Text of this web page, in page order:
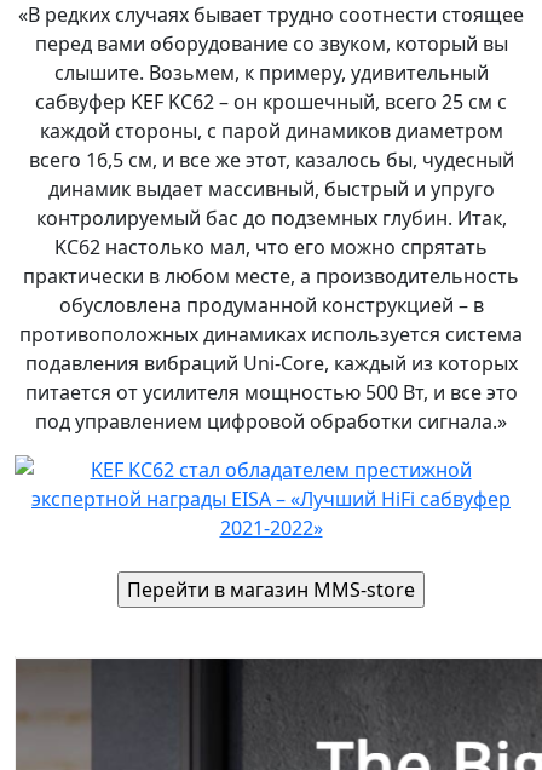
«В редких случаях бывает трудно соотнести стоящее
перед вами оборудование со звуком, который вы
слышите. Возьмем, к примеру, удивительный
сабвуфер KEF KC62 – он крошечный, всего 25 см с
каждой стороны, с парой динамиков диаметром
всего 16,5 см, и все же этот, казалось бы, чудесный
динамик выдает массивный, быстрый и упруго
контролируемый бас до подземных глубин. Итак,
KC62 настолько мал, что его можно спрятать
практически в любом месте, а производительность
обусловлена продуманной конструкцией – в
противоположных динамиках используется система
подавления вибраций Uni-Core, каждый из которых
питается от усилителя мощностью 500 Вт, и все это
под управлением цифровой обработки сигнала.»